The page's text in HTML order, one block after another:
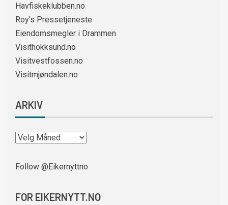
Havfiskeklubben.no
Roy’s Pressetjeneste
Eiendomsmegler i Drammen
Visithokksund.no
Visitvestfossen.no
Visitmjøndalen.no
ARKIV
Follow @Eikernyttno
FOR EIKERNYTT.NO